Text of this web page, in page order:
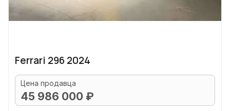
Ferrari 296 2024
Цена продавца
45 986 000 ₽